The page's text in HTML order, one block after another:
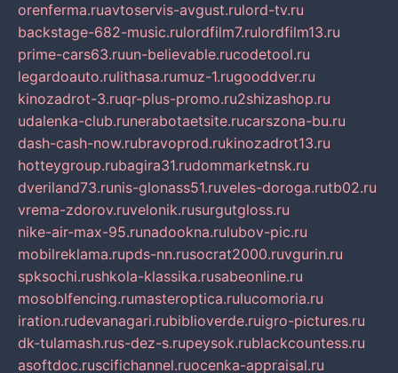
orenferma.ruavtoservis-avgust.rulord-tv.ru
backstage-682-music.rulordfilm7.rulordfilm13.ru
prime-cars63.ruun-believable.rucodetool.ru
legardoauto.rulithasa.rumuz-1.rugooddver.ru
kinozadrot-3.ruqr-plus-promo.ru2shizashop.ru
udalenka-club.runerabotaetsite.rucarszona-bu.ru
dash-cash-now.rubravoprod.rukinozadrot13.ru
hotteygroup.rubagira31.rudommarketnsk.ru
dveriland73.runis-glonass51.ruveles-doroga.rutb02.ru
vrema-zdorov.ruvelonik.rusurgutgloss.ru
nike-air-max-95.runadookna.rulubov-pic.ru
mobilreklama.rupds-nn.rusocrat2000.ruvgurin.ru
spksochi.rushkola-klassika.rusabeonline.ru
mosoblfencing.rumasteroptica.rulucomoria.ru
iration.rudevanagari.rubiblioverde.ruigro-pictures.ru
dk-tulamash.rus-dez-s.rupeysok.rublackcountess.ru
asoftdoc.ruscifichannel.ruocenka-appraisal.ru